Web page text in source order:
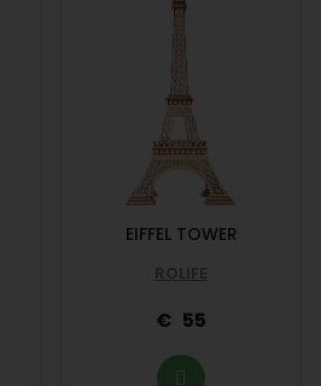
EIFFEL TOWER
ROLIFE
55